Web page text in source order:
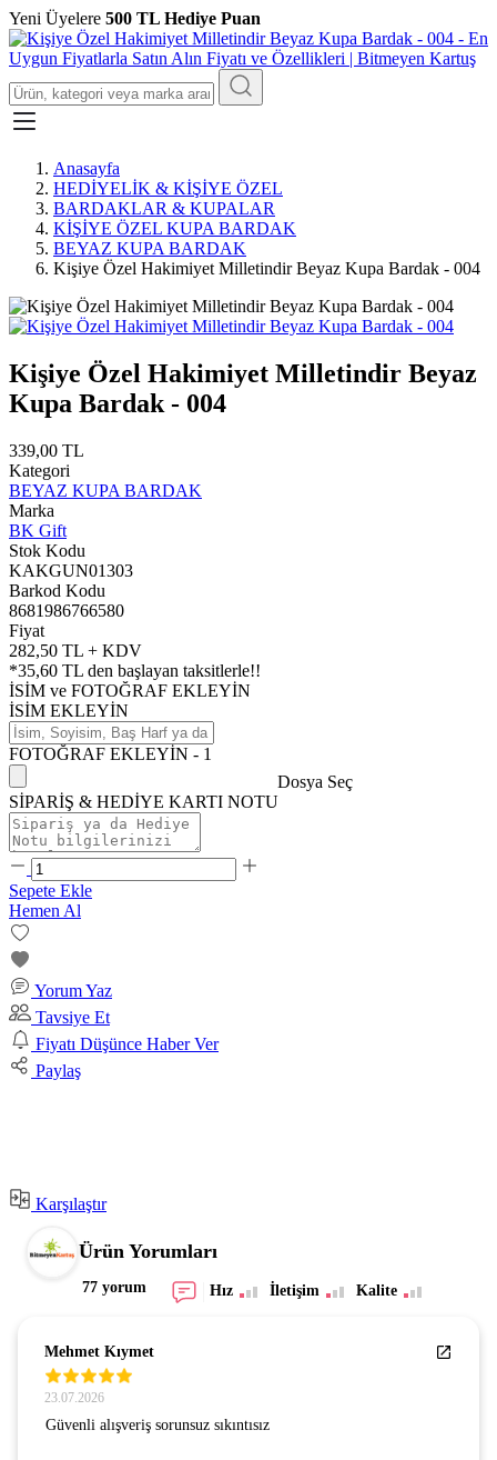
Yeni Üyelere 500 TL Hediye Puan
Anasayfa
HEDİYELİK & KİŞİYE ÖZEL
BARDAKLAR & KUPALAR
KİŞİYE ÖZEL KUPA BARDAK
BEYAZ KUPA BARDAK
Kişiye Özel Hakimiyet Milletindir Beyaz Kupa Bardak - 004
Kişiye Özel Hakimiyet Milletindir Beyaz
Kupa Bardak - 004
339,00 TL
Kategori
BEYAZ KUPA BARDAK
Marka
BK Gift
Stok Kodu
KAKGUN01303
Barkod Kodu
8681986766580
Fiyat
282,50 TL + KDV
*35,60 TL den başlayan taksitlerle!!
İSİM ve FOTOĞRAF EKLEYİN
İSİM EKLEYİN
FOTOĞRAF EKLEYİN - 1
Dosya Seç
SİPARİŞ & HEDİYE KARTI NOTU
Sepete Ekle
Hemen Al
Yorum Yaz
Tavsiye Et
Fiyatı Düşünce Haber Ver
Paylaş
Karşılaştır
Ürün Yorumları
77 yorum Hız İletişim Kalite
Mehmet Kıymet
23.07.2026
Güvenli alışveriş sorunsuz sıkıntısız